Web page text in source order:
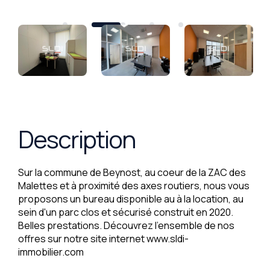
Description
Sur la commune de Beynost, au coeur de la ZAC des
Malettes et à proximité des axes routiers, nous vous
proposons un bureau disponible au à la location, au
sein d'un parc clos et sécurisé construit en 2020.
Belles prestations. Découvrez l'ensemble de nos
offres sur notre site internet www.sldi-
immobilier.com